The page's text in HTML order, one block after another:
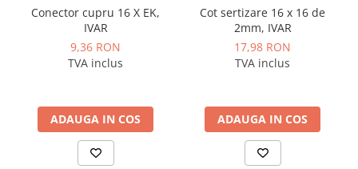
Automatizari si elemente de
Automatizari panouri solare
Grupuri de circulatie
termostate
Regulatoare electronice
Vane si servomotoare
Conector cupru 16 X EK,
IVAR
9,36 RON
TVA inclus
ADAUGA IN COS
Cot sertizare 16 x 16 de
2mm, IVAR
17,98 RON
TVA inclus
ADAUGA IN COS